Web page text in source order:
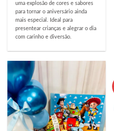
uma explosão de cores e sabores
para tornar o aniversário ainda
mais especial. Ideal para
presentear crianças e alegrar o dia
com carinho e diversão.